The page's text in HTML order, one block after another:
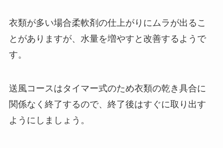
衣類が多い場合柔軟剤の仕上がりにムラが出るこ
とがありますが、水量を増やすと改善するようで
す。
送風コースはタイマー式のため衣類の乾き具合に
関係なく終了するので、終了後はすぐに取り出す
ようにしましょう。